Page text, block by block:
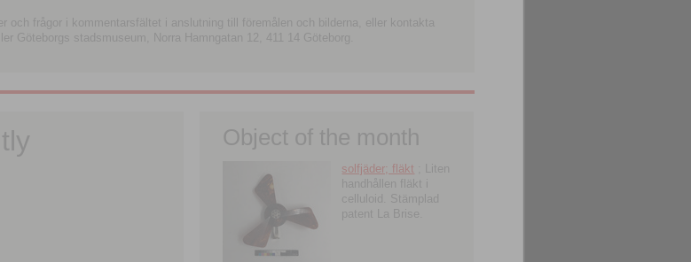
och frågor i kommentarsfältet i anslutning till föremålen och bilderna, eller kontakta
Göteborgs stadsmuseum, Norra Hamngatan 12, 411 14 Göteborg.
Object of the month
solfjäder; fläkt ; Liten
handhållen fläkt i
celluloid. Stämplad
patent La Brise.